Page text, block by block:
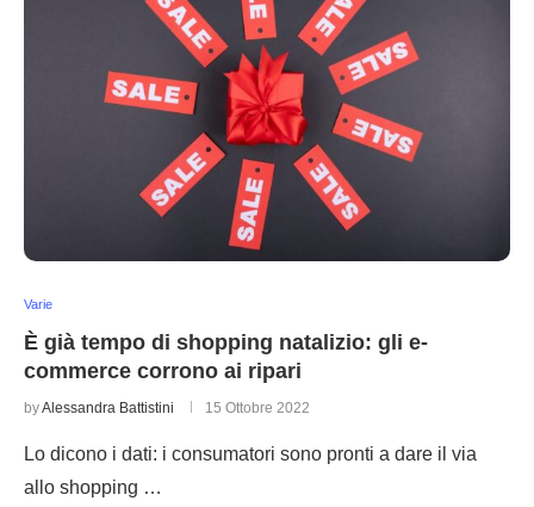
Varie
È già tempo di shopping natalizio: gli e-
commerce corrono ai ripari
byAlessandra Battistini 15 Ottobre 2022
Lo dicono i dati: i consumatori sono pronti a dare il via
allo shopping …